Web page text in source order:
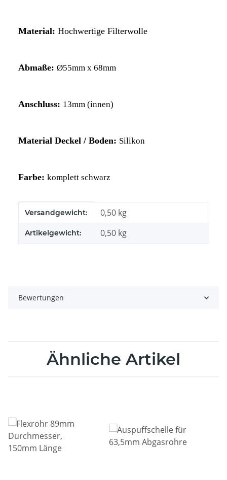
Material: Hochwertige Filterwolle
Abmaße: Ø55mm x 68mm
Anschluss: 13mm (innen)
Material Deckel / Boden: Silikon
Farbe: komplett schwarz
Produkteigenschaft
Wert
Versandgewicht: 0,50 kg
Artikelgewicht: 0,50 kg
Bewertungen
Ähnliche Artikel